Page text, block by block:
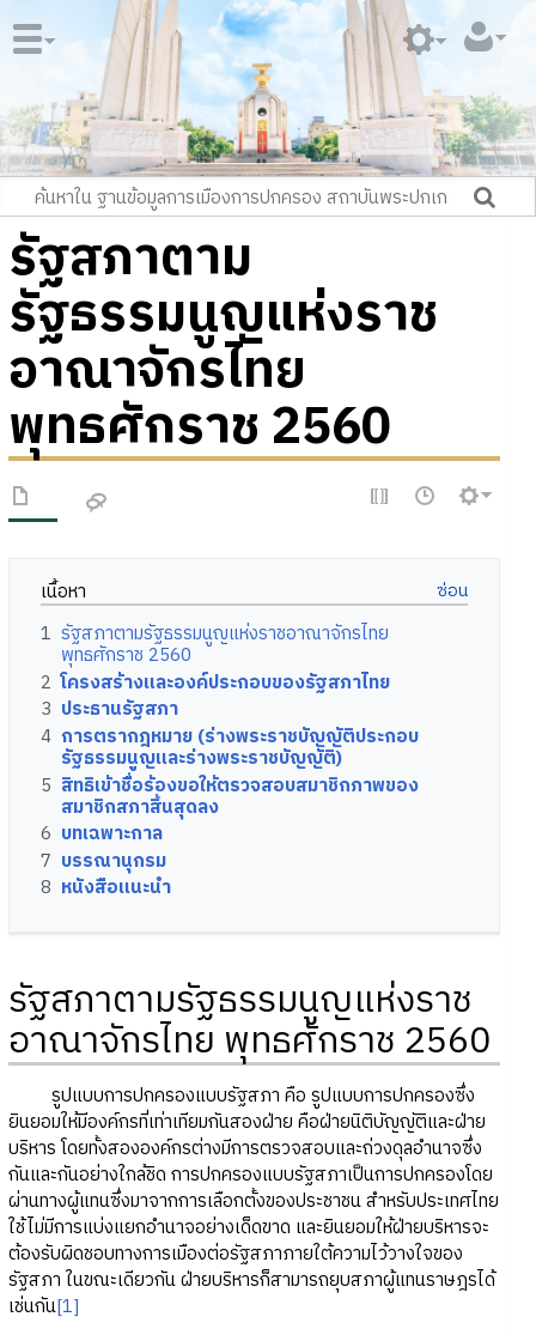
รัฐสภาตาม
รัฐธรรมนูญแห่งราช
อาณาจักรไทย
พุทธศักราช 2560
เนื้อหา
1 รัฐสภาตามรัฐธรรมนูญแห่งราชอาณาจักรไทย
พุทธศักราช 2560
2 โครงสร้างและองค์ประกอบของรัฐสภาไทย
3 ประธานรัฐสภา
4 การตรากฎหมาย (ร่างพระราชบัญญัติประกอบ
รัฐธรรมนูญและร่างพระราชบัญญัติ)
5 สิทธิเข้าชื่อร้องขอให้ตรวจสอบสมาชิกภาพของ
สมาชิกสภาสิ้นสุดลง
6 บทเฉพาะกาล
7 บรรณานุกรม
8 หนังสือแนะนำ
รัฐสภาตามรัฐธรรมนูญแห่งราช
อาณาจักรไทย พุทธศักราช 2560
รูปแบบการปกครองแบบรัฐสภา คือ รูปแบบการปกครองซึ่ง
ยินยอมให้มีองค์กรที่เท่าเทียมกันสองฝ่าย คือฝ่ายนิติบัญญัติและฝ่าย
บริหาร โดยทั้งสององค์กรต่างมีการตรวจสอบและถ่วงดุลอำนาจซึ่ง
กันและกันอย่างใกล้ชิด การปกครองแบบรัฐสภาเป็นการปกครองโดย
ผ่านทางผู้แทนซึ่งมาจากการเลือกตั้งของประชาชน สำหรับประเทศไทย
ใช้ไม่มีการแบ่งแยกอำนาจอย่างเด็ดขาด และยินยอมให้ฝ่ายบริหารจะ
ต้องรับผิดชอบทางการเมืองต่อรัฐสภาภายใต้ความไว้วางใจของ
รัฐสภา ในขณะเดียวกัน ฝ่ายบริหารก็สามารถยุบสภาผู้แทนราษฎรได้
เช่นกัน[1]